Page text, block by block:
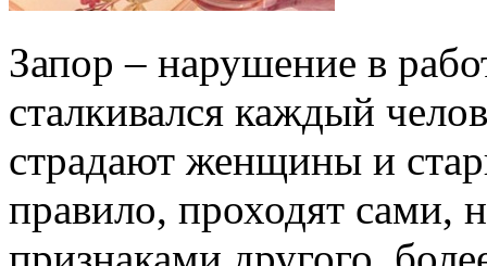
Запор – нарушение в
сталкивался каждый
страдают женщины и
правило, проходят сами,